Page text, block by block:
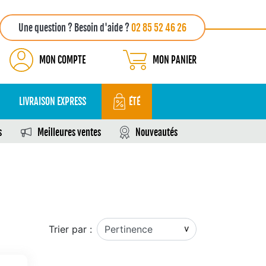
Une question ? Besoin d'aide ?02 85 52 46 26
MON COMPTE MON PANIER
LIVRAISON EXPRESS ÉTÉ
Meilleures ventes Nouveautés
Trier par :